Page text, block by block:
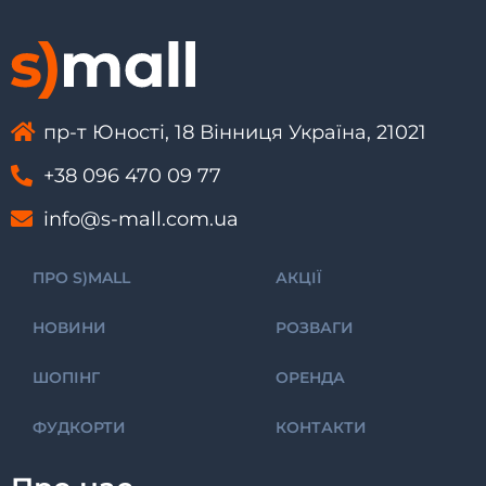
пр-т Юності, 18 Вінниця Україна, 21021
+38 096 470 09 77
info@s-mall.com.ua
ПРО S)MALL
НОВИНИ
ШОПІНГ
ФУДКОРТИ
АКЦІЇ
РОЗВАГИ
ОРЕНДА
КОНТАКТИ